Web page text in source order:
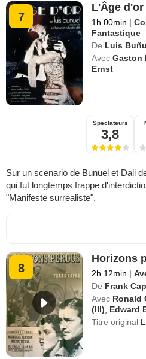
7
L'Âge d'or
1h 00min |
Fantastique
De Luis
Avec Gaston
Ernst
Spectateurs
3,8
Sur un scenario de Bunuel et Dali
qui fut longtemps frappe
"Manifeste surrealiste".
8
Horizons
2h 12min |
De Frank
Avec Ronald
(III)
Edward
Titre original